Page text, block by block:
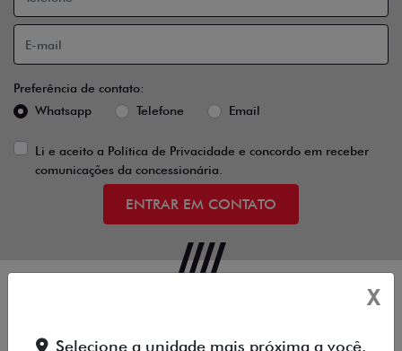
Preferência de contato:
Whatsapp
Telefone Email
Li e aceito a Política de Privacidade e concordo em receber
comunicações da concessionária.
ENTRAR EM CONTATO
X
Selecione a unidade mais próxima a você.